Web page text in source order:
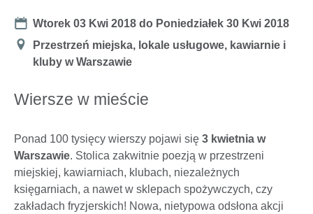
Date
Wtorek 03 Kwi 2018 do Poniedziałek 30 Kwi 2018
Miejsce
Przestrzeń miejska, lokale usługowe, kawiarnie i
kluby w Warszawie
Wiersze w mieście
Ponad 100 tysięcy wierszy pojawi się 3 kwietnia w
Warszawie. Stolica zakwitnie poezją w przestrzeni
miejskiej, kawiarniach, klubach, niezależnych
księgarniach, a nawet w sklepach spożywczych, czy
zakładach fryzjerskich! Nowa, nietypowa odsłona akcji